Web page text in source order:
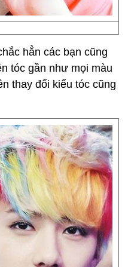
hẳn các bạn cũng
tóc gần như mọi màu
thay đổi kiểu tóc cũng